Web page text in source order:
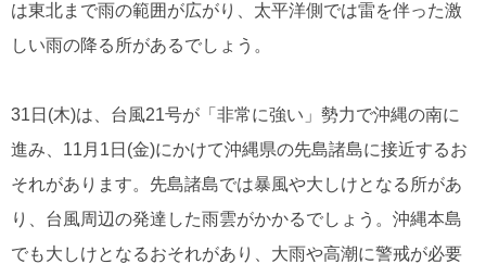
は東北まで雨の範囲が広がり、太平洋側では雷を伴った激
しい雨の降る所があるでしょう。
31日(木)は、台風21号が「非常に強い」勢力で沖縄の南に
進み、11月1日(金)にかけて沖縄県の先島諸島に接近するお
それがあります。先島諸島では暴風や大しけとなる所があ
り、台風周辺の発達した雨雲がかかるでしょう。沖縄本島
でも大しけとなるおそれがあり、大雨や高潮に警戒が必要